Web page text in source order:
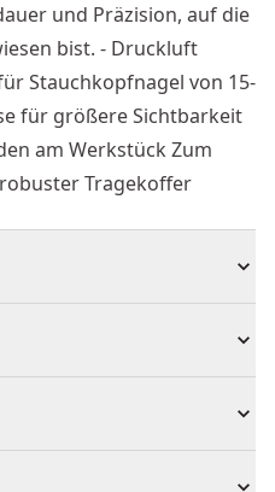
und Präzision, auf die
bist. - Druckluft
Stauchkopfnagel von 15-
für größere Sichtbarkeit
am Werkstück Zum
Tragekoffer
15-50mm
Werkstück
ist um 80% kleiner als
Stiftnagler
Pneumatisch